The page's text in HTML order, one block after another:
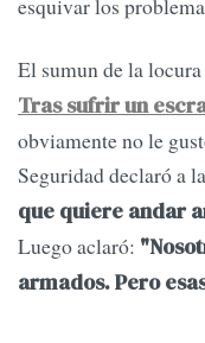
esquivar los
El sumun de la
Tras sufrir un
obviamente no le
Seguridad declaró a
que quiere andar
Luego aclaró:
armados. Pero